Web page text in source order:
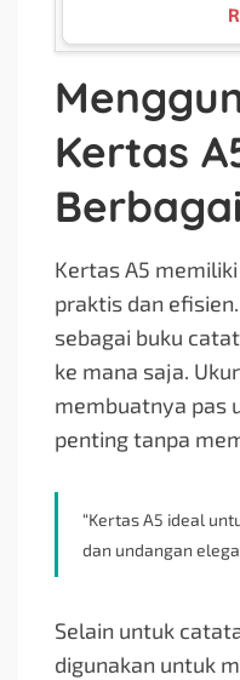
Kertas
Kertas A5
praktis dan
sebagai buku
ke mana saja.
membuatnya pas
penting tanpa
“Kertas A5 ideal
dan undangan
Selain untuk
digunakan untuk